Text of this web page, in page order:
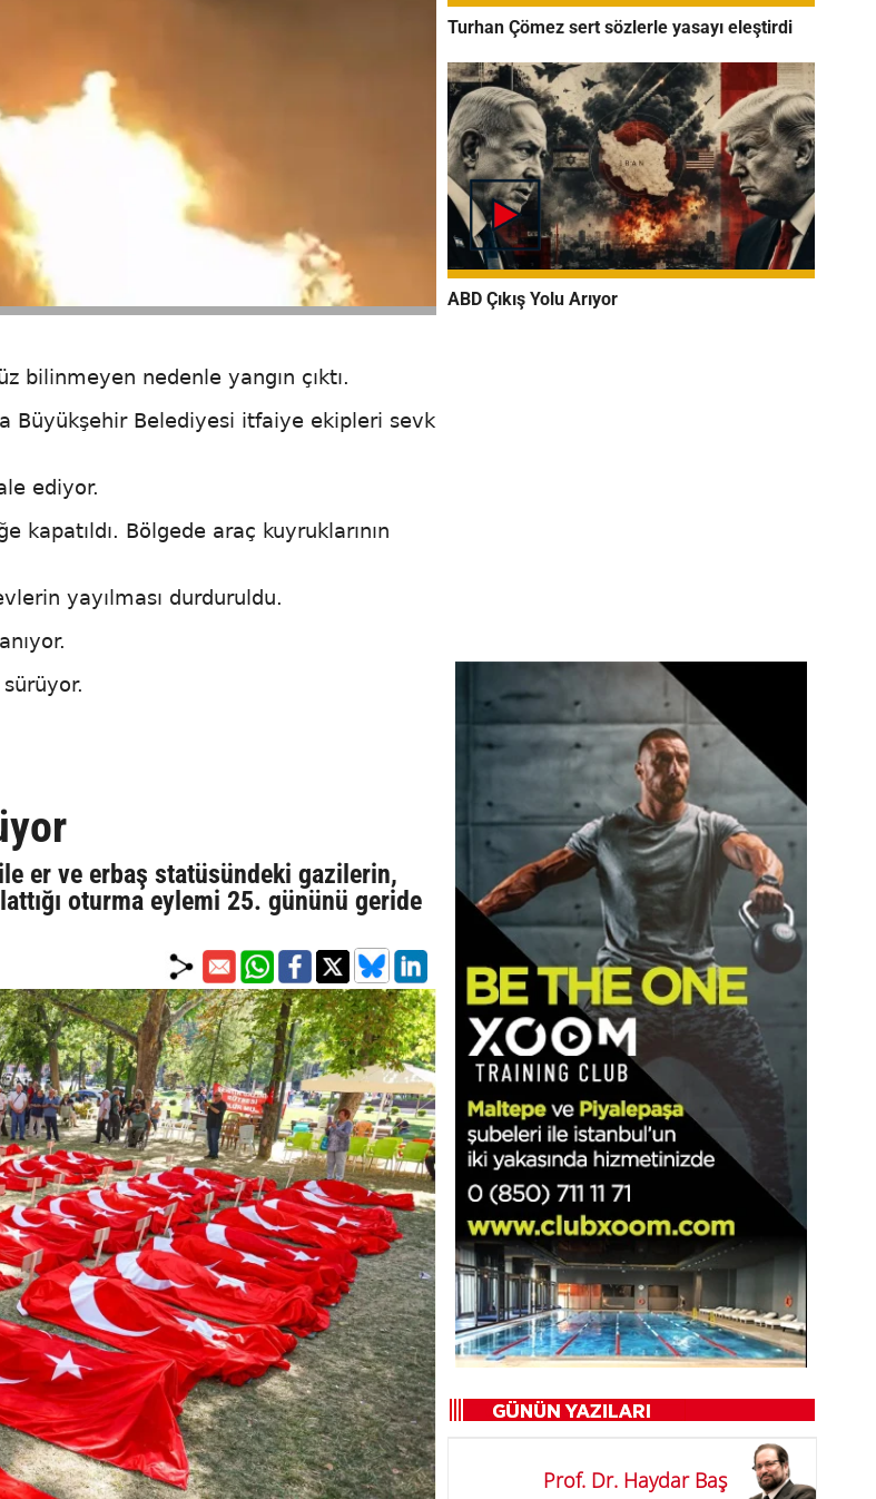
bilinmeyen nedenle yangın çıktı.
Büyükşehir Belediyesi itfaiye ekipleri sevk
ediyor.
Bölgede araç kuyruklarının
yayılması durduruldu.
er ve erbaş statüsündeki gazilerin,
oturma eylemi 25. gününü geride
Turhan Çömez sert sözlerle yasayı eleştirdi
ABD Çıkış Yolu Arıyor
Prof. Dr. Haydar Baş